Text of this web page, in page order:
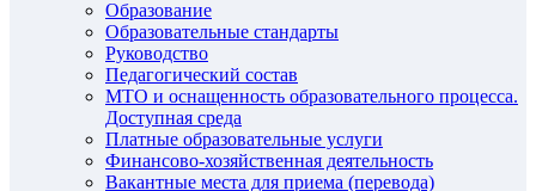
Образование
Образовательные стандарты
Руководство
Педагогический состав
МТО и оснащенность образовательного процесса.
Доступная среда
Платные образовательные услуги
Финансово-хозяйственная деятельность
Вакантные места для приема (перевода)